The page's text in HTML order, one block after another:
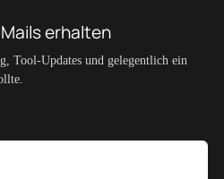
erhalten
Tool-Updates und gelegentlich ein